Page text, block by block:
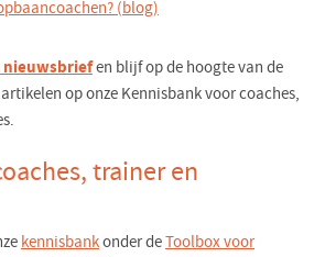
(blog)
nieuwsbriefen blijf op de hoogte van de
op onze Kennisbank voor coaches,
trainer en
kennisbankonder deToolbox voor